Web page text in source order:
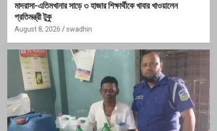
মাদরাসা-এতিমখানার সাড়ে ৩ হাজার শিক্ষার্থীকে খাবার খাওয়ালেন
প্রতিমন্ত্রী টুকু
August 8, 2026 swadhin